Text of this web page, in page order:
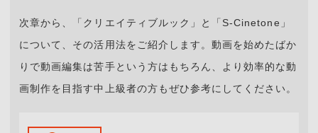
次章から、「クリエイティブルック」と「S-Cinetone」
について、その活用法をご紹介します。動画を始めたばか
りで動画編集は苦手という方はもちろん、より効率的な動
画制作を目指す中上級者の方もぜひ参考にしてください。